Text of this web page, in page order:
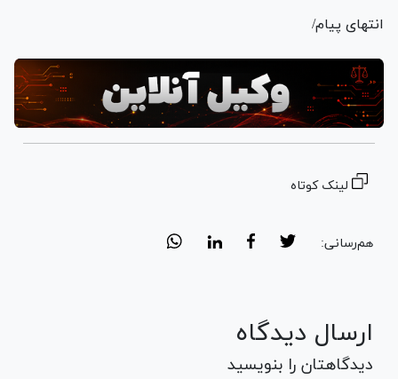
انتهای پیام/
لینک کوتاه
هم‌رسانی:
ارسال دیدگاه
دیدگاهتان را بنویسید